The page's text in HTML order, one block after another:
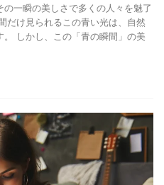
一瞬の美しさで多くの人々を魅了
だけ見られるこの青い光は、自然
しかし、この「青の瞬間」の美